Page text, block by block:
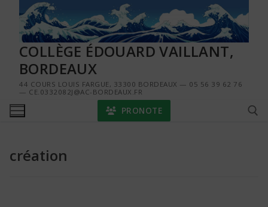
contenu
COLLÈGE ÉDOUARD VAILLANT,
BORDEAUX
44 COURS LOUIS FARGUE, 33300 BORDEAUX — 05 56 39 62 76
— CE.0332082J@AC-BORDEAUX.FR
PRONOTE
création